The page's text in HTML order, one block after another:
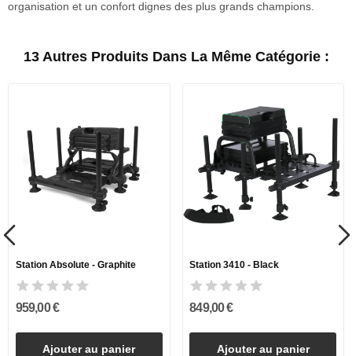
organisation et un confort dignes des plus grands champions.
13 Autres Produits Dans La Même Catégorie :
Station Absolute - Graphite
959,00 €
Ajouter au panier
Station 3410 - Black
849,00 €
Ajouter au panier